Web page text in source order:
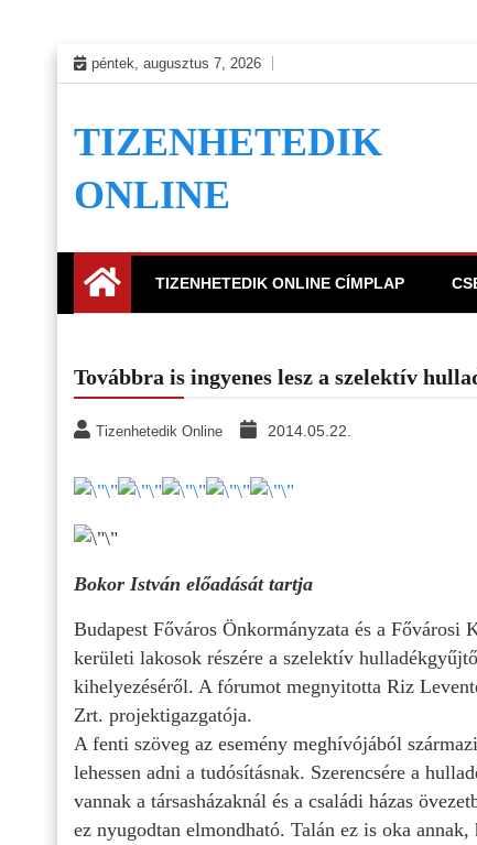
Skip
to
péntek, augusztus 7, 2026
TIZENHETEDIK
ONLINE
TIZENHETEDIK ONLINE CÍMPLAP
Továbbra is ingyenes lesz a szelektív
Tizenhetedik Online 2014.05.22.
Bokor István előadását tartja
Budapest Főváros Önkormányzata és a
kerületi lakosok részére a szelektív
kihelyezéséről. A fórumot megnyitotta Riz
Zrt. projektigazgatója.
A fenti szöveg az esemény meghívójából
lehessen adni a tudósításnak. Szerencsére a
vannak a társasházaknál és a családi házas
ez nyugodtan elmondható. Talán ez is oka